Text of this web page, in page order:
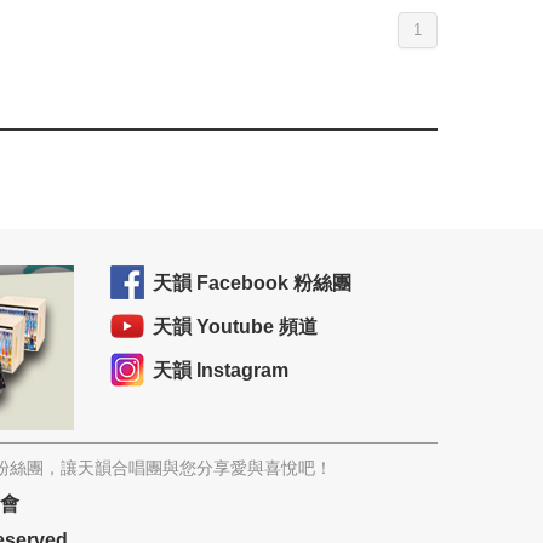
1
天韻 Facebook 粉絲團
天韻 Youtube 頻道
天韻 Instagram
團，讓天韻合唱團與您分享愛與喜悅吧！